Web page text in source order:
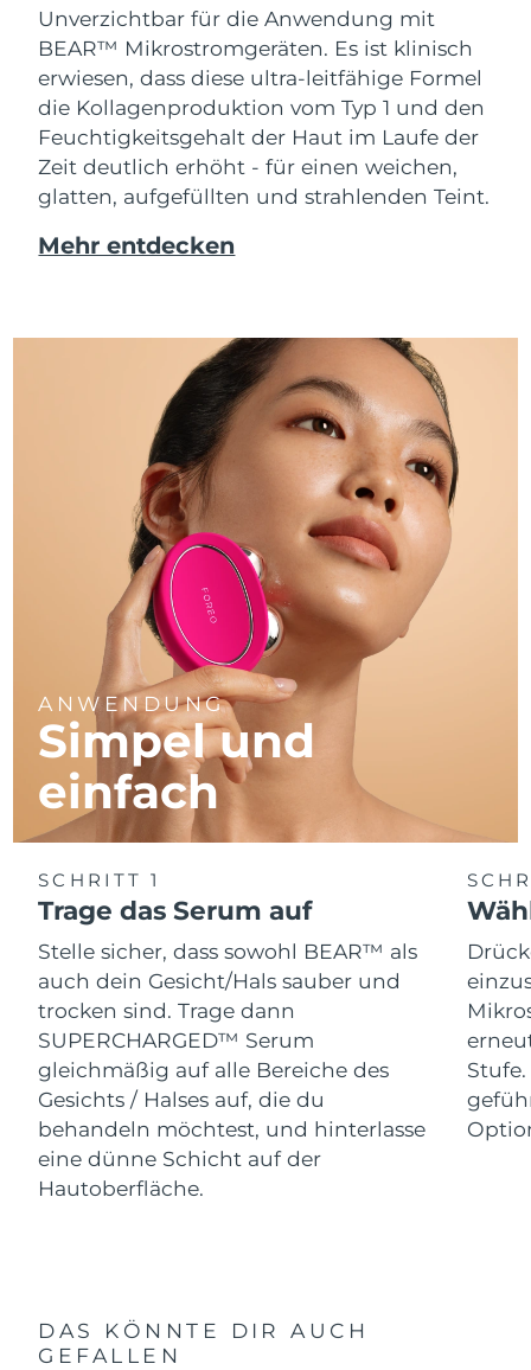
Unverzichtbar für die Anwendung mit
BEAR™ Mikrostromgeräten. Es ist klinisch
erwiesen, dass diese ultra-leitfähige Formel
die Kollagenproduktion vom Typ 1 und den
Feuchtigkeitsgehalt der Haut im Laufe der
Zeit deutlich erhöht - für einen weichen,
glatten, aufgefüllten und strahlenden Teint.
Mehr entdecken
ANWENDUNG
Simpel und
einfach
SCHRITT 1
Trage das Serum auf
Stelle sicher, dass sowohl BEAR™ als
auch dein Gesicht/Hals sauber und
trocken sind. Trage dann
SUPERCHARGED™ Serum
gleichmäßig auf alle Bereiche des
Gesichts / Halses auf, die du
behandeln möchtest, und hinterlasse
eine dünne Schicht auf der
Hautoberfläche.
DAS KÖNNTE DIR AUCH
GEFALLEN